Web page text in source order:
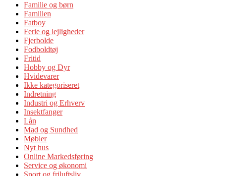
Familie og børn
Familien
Fatboy
Ferie og lejligheder
Fjerbolde
Fodboldtøj
Fritid
Hobby og Dyr
Hvidevarer
Ikke kategoriseret
Indretning
Industri og Erhverv
Insektfanger
Lån
Mad og Sundhed
Møbler
Nyt hus
Online Markedsføring
Service og økonomi
Sport og friluftsliv